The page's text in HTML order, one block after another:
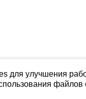
для улучшения
файлов